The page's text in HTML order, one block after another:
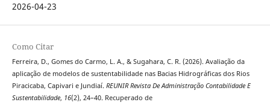
2026-04-23
Como Citar
Ferreira, D., Gomes do Carmo, L. A., & Sugahara, C. R. (2026). Avaliação da
aplicação de modelos de sustentabilidade nas Bacias Hidrográficas dos Rios
Piracicaba, Capivari e Jundiaí. REUNIR Revista De Administração Contabilidade E
Sustentabilidade, 16(2), 24–40. Recuperado de